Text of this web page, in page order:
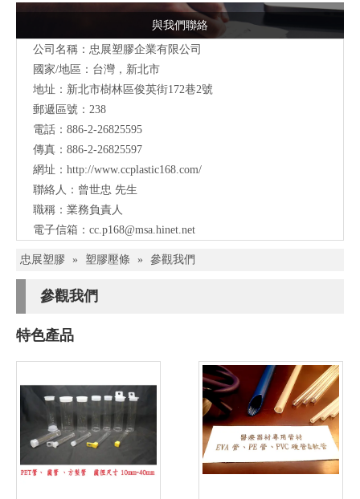
與我們聯絡
公司名稱：忠展塑膠企業有限公司
國家/地區：台灣，新北市
地址： 新北市樹林區俊英街172巷2號
郵遞區號：238
電話：886-2-26825595
傳真：886-2-26825597
網址： http://www.ccplastic168.com/
聯絡人：曾世忠 先生
職稱：業務負責人
電子信箱： cc.p168@msa.hinet.net
忠展塑膠 » 塑膠壓條 » 參觀我們
參觀我們
特色產品